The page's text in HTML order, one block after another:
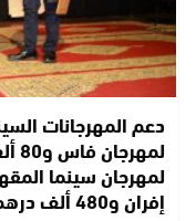
إفران و480 ألف درهم للمهرجان الدولي للفيلم…